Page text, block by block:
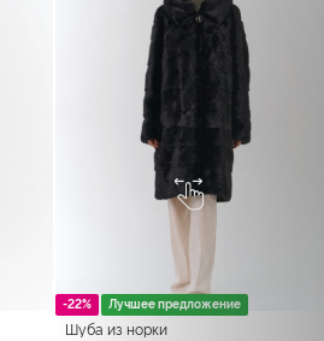
-22% Лучшее предложение
Шуба из норки